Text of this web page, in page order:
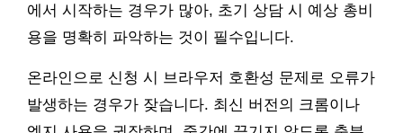
에서 시작하는 경우가 많아, 초기 상담 시 예상 총비
용을 명확히 파악하는 것이 필수입니다.
온라인으로 신청 시 브라우저 호환성 문제로 오류가
발생하는 경우가 잦습니다. 최신 버전의 크롬이나